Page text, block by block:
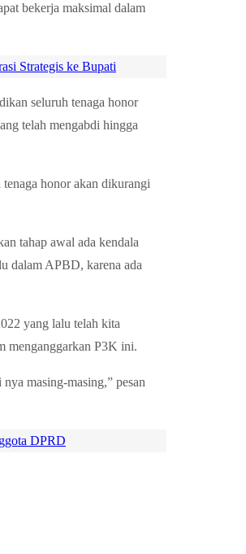
bekerja maksimal dalam
Strategis ke Bupati
seluruh tenaga honor
telah mengabdi hingga
honor akan dikurangi
tahap awal ada kendala
dalam APBD, karena ada
yang lalu telah kita
menganggarkan P3K ini.
masing-masing,” pesan
DPRD